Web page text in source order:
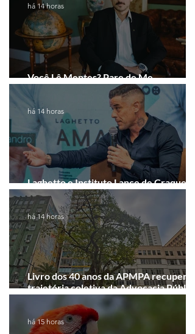
Você Lê Mentes? Pare de Me
há 14 horas
Laghetto e Instituto Lance de Craque
firmam parceria em Porto Alegre
há 14 horas
Livro dos 40 anos da APMPA recupera a
trajetória coletiva da Advocacia Pública
há 14 horas
há 15 horas